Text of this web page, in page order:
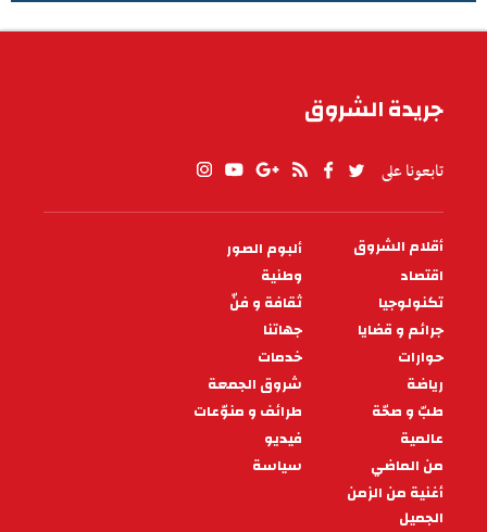
جريدة الشروق
تابعونا على
PIED
DE
PAGE
أقلام الشروق
ألبوم الصور
اقتصاد
وطنية
تكنولوجيا
ثقافة و فنّ
جرائم و قضايا
جهاتنا
حوارات
خدمات
رياضة
شروق الجمعة
طبّ و صحّة
طرائف و منوّعات
عالمية
فيديو
من الماضي
سياسة
أغنية من الزمن
الجميل